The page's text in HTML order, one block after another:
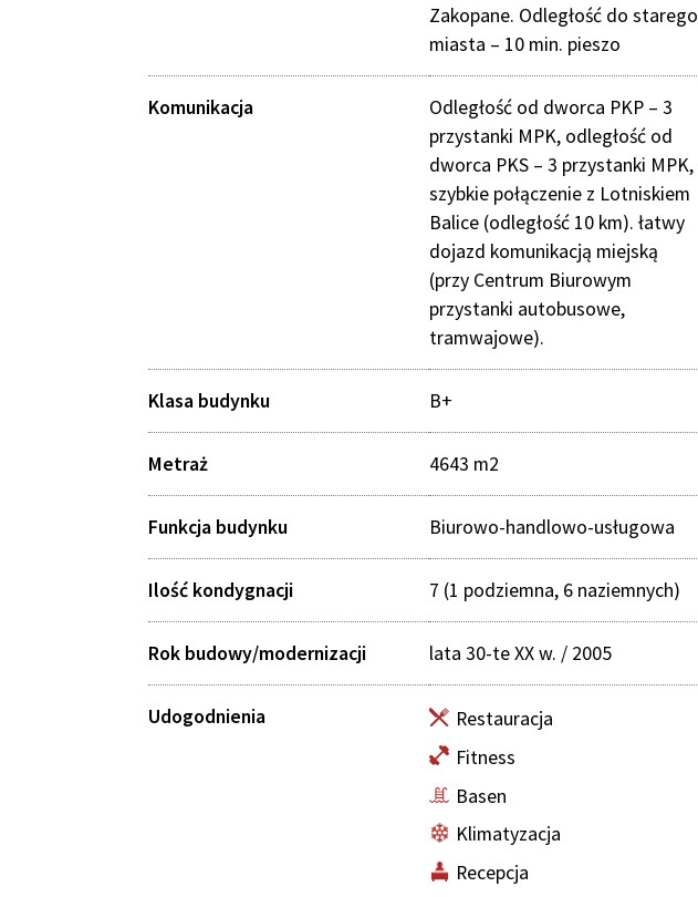
Zakopane. Odległość do starego
miasta – 10 min. pieszo
Komunikacja
Odległość od dworca PKP – 3
przystanki MPK, odległość od
dworca PKS – 3 przystanki MPK,
szybkie połączenie z Lotniskiem
Balice (odległość 10 km). łatwy
dojazd komunikacją miejską
(przy Centrum Biurowym
przystanki autobusowe,
tramwajowe).
Klasa budynku B+
Metraż 4643 m2
Funkcja budynku Biurowo-handlowo-usługowa
Ilość kondygnacji 7 (1 podziemna, 6 naziemnych)
Rok budowy/modernizacji lata 30-te XX w. / 2005
Udogodnienia
Restauracja
Fitness
Basen
Klimatyzacja
Recepcja